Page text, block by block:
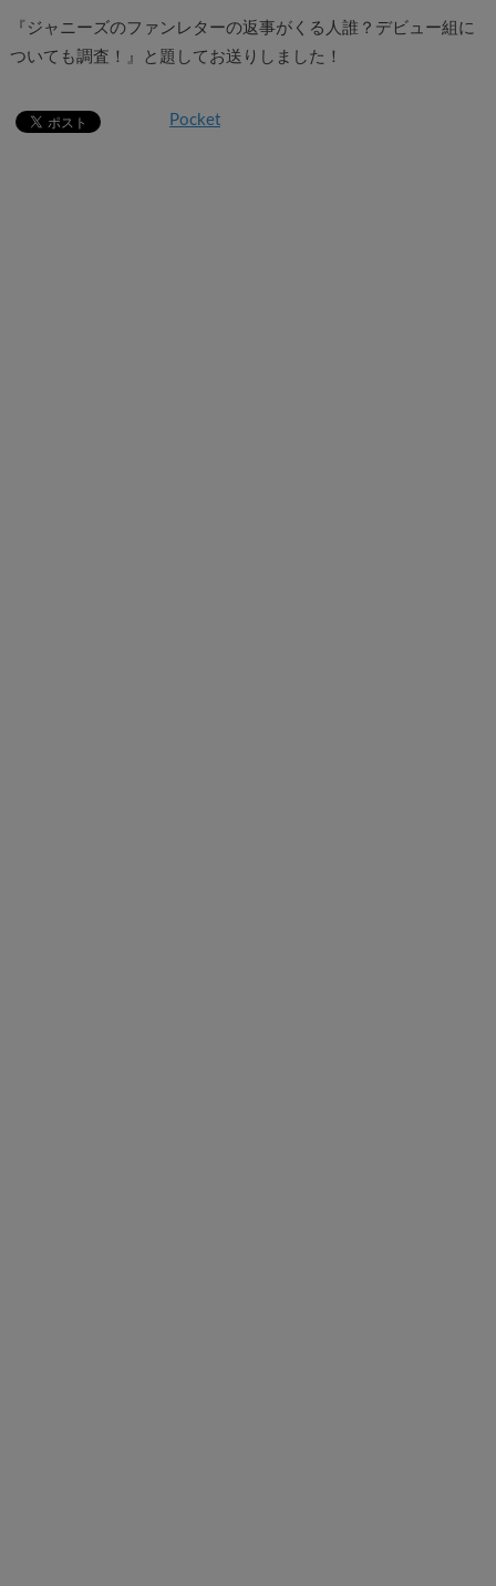
『ジャニーズのファンレターの返事がくる人誰？デビュー組に
ついても調査！』と題してお送りしました！
Pocket